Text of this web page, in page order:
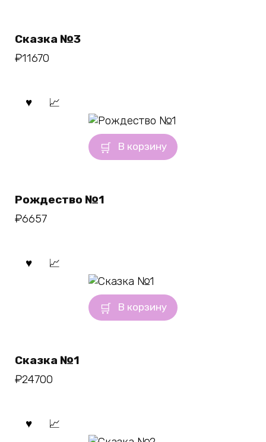
Сказка №3
₽11670
В корзину
Рождество №1
₽6657
В корзину
Сказка №1
₽24700